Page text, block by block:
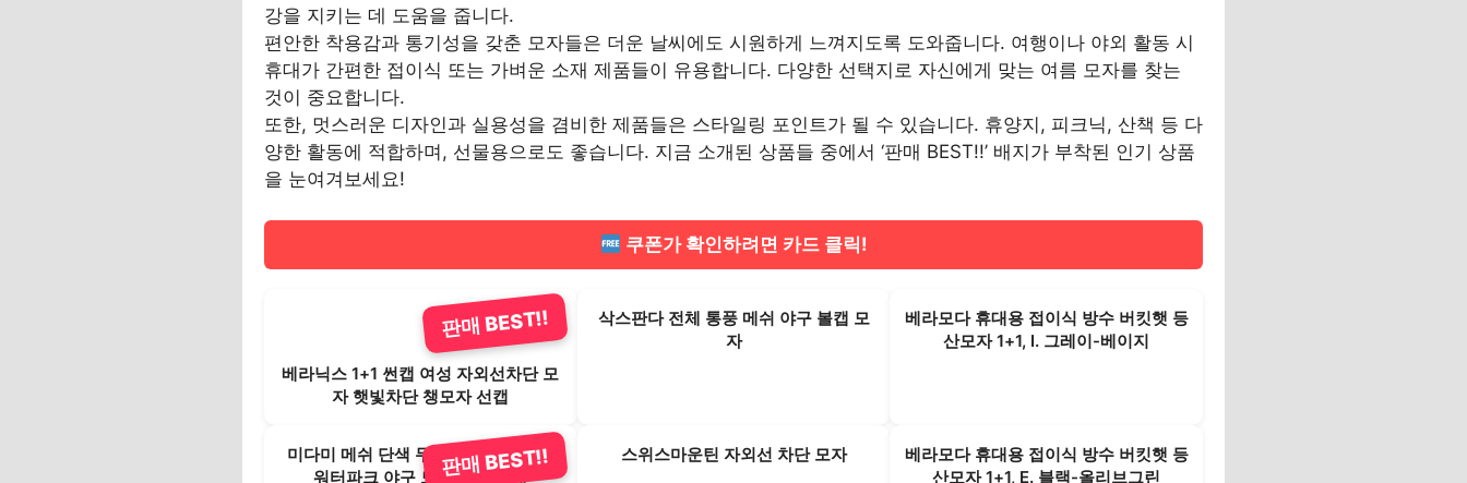
강을 지키는 데 도움을 줍니다.
편안한 착용감과 통기성을 갖춘 모자들은 더운 날씨에도 시원하게 느껴지도록 도와줍니다. 여행이나 야외 활동 시
휴대가 간편한 접이식 또는 가벼운 소재 제품들이 유용합니다. 다양한 선택지로 자신에게 맞는 여름 모자를 찾는
것이 중요합니다.
또한, 멋스러운 디자인과 실용성을 겸비한 제품들은 스타일링 포인트가 될 수 있습니다. 휴양지, 피크닉, 산책 등 다
양한 활동에 적합하며, 선물용으로도 좋습니다. 지금 소개된 상품들 중에서 ‘판매 BEST!!’ 배지가 부착된 인기 상품
을 눈여겨보세요!
쿠폰가 확인하려면 카드 클릭!
판매 BEST!!
베라닉스 1+1 썬캡 여성 자외선차단 모
자 햇빛차단 챙모자 선캡
삭스판다 전체 통풍 메쉬 야구 볼캡 모
자
베라모다 휴대용 접이식 방수 버킷햇 등
산모자 1+1, I. 그레이-베이지
미다미 메쉬 단색 무지 데일리 스포츠
워터파크 야구 모자, 블랙, 1개
판매 BEST!! 스위스마운틴 자외선 차단 모자
베라모다 휴대용 접이식 방수 버킷햇 등
산모자 1+1, E. 블랙-올리브그린